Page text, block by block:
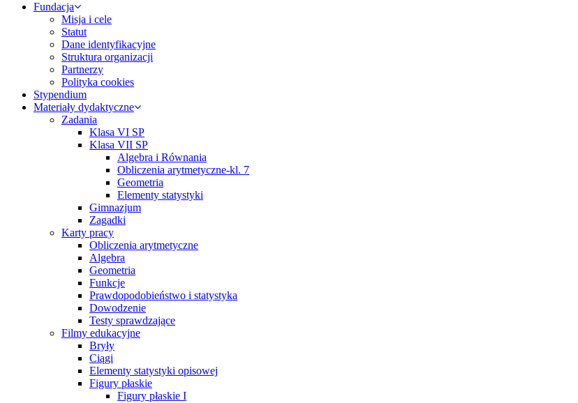
Fundacja
Misja i cele
Statut
Dane identyfikacyjne
Struktura organizacji
Partnerzy
Polityka cookies
Stypendium
Materiały dydaktyczne
Zadania
Klasa VI SP
Klasa VII SP
Algebra i Równania
Obliczenia arytmetyczne-kl. 7
Geometria
Elementy statystyki
Gimnazjum
Zagadki
Karty pracy
Obliczenia arytmetyczne
Algebra
Geometria
Funkcje
Prawdopodobieństwo i statystyka
Dowodzenie
Testy sprawdzające
Filmy edukacyjne
Bryły
Ciągi
Elementy statystyki opisowej
Figury płaskie
Figury płaskie I